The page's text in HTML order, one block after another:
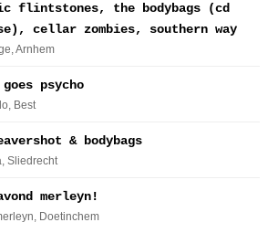
flintstones, the bodybags (cd
cellar zombies, southern way
, Arnhem
goes psycho
, Best
& bodybags
, Sliedrecht
merleyn!
, Doetinchem